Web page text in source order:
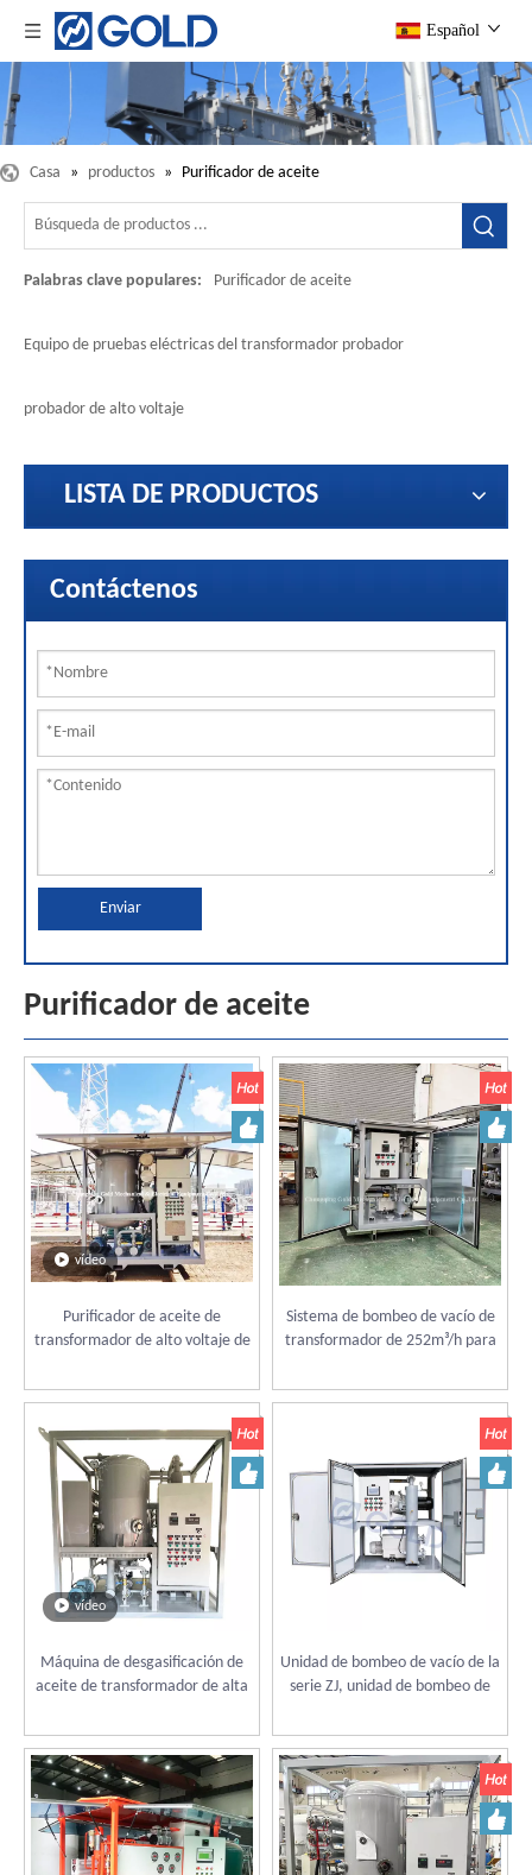
Español
Casa » productos » Purificador de aceite
Palabras clave populares: Purificador de aceite
Equipo de pruebas eléctricas del transformador probador
probador de alto voltaje
LISTA DE PRODUCTOS
Contáctenos
Enviar
Purificador de aceite
vídeo
Purificador de aceite de
transformador de alto voltaje de
filtración de aceite aislante
Sistema de bombeo de vacío de
transformador de 252m³/h para
del transformador
vídeo
Máquina de desgasificación de
aceite de transformador de alta
Unidad de bombeo de vacío de la
serie ZJ, unidad de bombeo de
al vacío para transformador